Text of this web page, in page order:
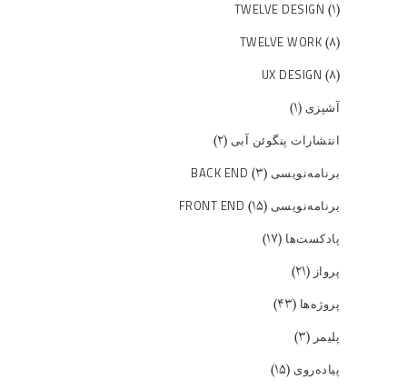
TWELVE DESIGN (۱)
TWELVE WORK (۸)
UX DESIGN (۸)
آشپزی (۱)
انتشارات پنگوئن آبی (۲)
برنامه‌نویسی BACK END (۳)
برنامه‌نویسی FRONT END (۱۵)
پادکست‌ها (۱۷)
پرواز (۲۱)
پروژه‌ها (۴۳)
پلیمر (۳)
پیاده‌روی (۱۵)